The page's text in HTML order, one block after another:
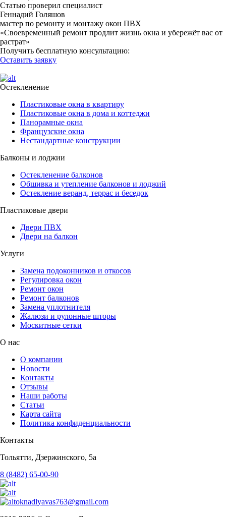
Статью проверил специалист
Геннадий Голяшов
мастер по ремонту и монтажу окон ПВХ
«Своевременный ремонт продлит жизнь окна и убережёт вас от
растрат»
Получить бесплатную консультацию:
Оставить заявку
Остекленение
Пластиковые окна в квартиру
Пластиковые окна в дома и коттеджи
Панорамные окна
Французские окна
Нестандартные конструкции
Балконы и лоджии
Остекленение балконов
Обшивка и утепление балконов и лоджий
Остекление веранд, террас и беседок
Пластиковые двери
Двери ПВХ
Двери на балкон
Услуги
Замена подоконников и откосов
Регулировка окон
Ремонт окон
Ремонт балконов
Замена уплотнителя
Жалюзи и рулонные шторы
Москитные сетки
О нас
О компании
Новости
Контакты
Отзывы
Наши работы
Статьи
Карта сайта
Политика конфиденциальности
Контакты
Тольятти, Дзержинского, 5а
8 (8482) 65-00-90
oknadlyavas763@gmail.com